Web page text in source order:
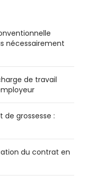
nécessairement
de travail
de grossesse :
du contrat en